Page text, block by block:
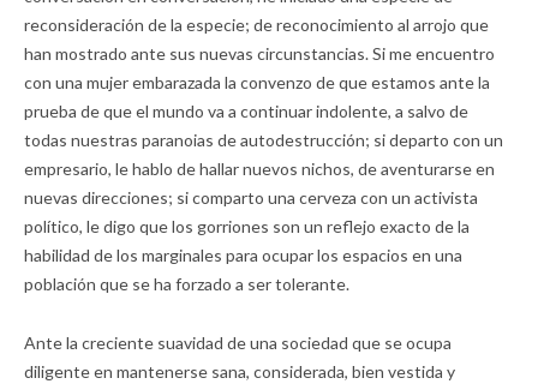
reconsideración de la especie; de reconocimiento al arrojo que
han mostrado ante sus nuevas circunstancias. Si me encuentro
con una mujer embarazada la convenzo de que estamos ante la
prueba de que el mundo va a continuar indolente, a salvo de
todas nuestras paranoias de autodestrucción; si departo con un
empresario, le hablo de hallar nuevos nichos, de aventurarse en
nuevas direcciones; si comparto una cerveza con un activista
político, le digo que los gorriones son un reflejo exacto de la
habilidad de los marginales para ocupar los espacios en una
población que se ha forzado a ser tolerante.
Ante la creciente suavidad de una sociedad que se ocupa
diligente en mantenerse sana, considerada, bien vestida y